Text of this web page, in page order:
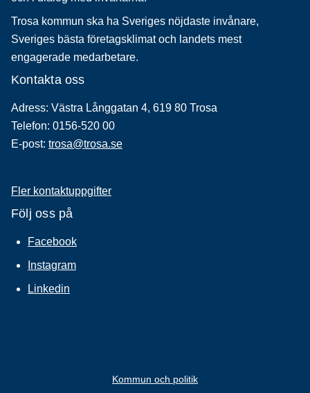
Trosa kommun ska ha Sveriges nöjdaste invånare,
Sveriges bästa företagsklimat och landets mest
engagerade medarbetare.
Kontakta oss
Adress: Västra Långgatan 4, 619 80 Trosa
Telefon: 0156-520 00
E-post: trosa@trosa.se
Fler kontaktuppgifter
Följ oss på
Facebook
Instagram
Linkedin
Kommun och politik